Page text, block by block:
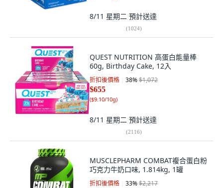
8/11 星期二 預計送達
(1024)
QUEST NUTRITION 高蛋白能量棒
60g, Birthday Cake, 12入
折扣後價格 38%$1,072
$655
($9.10/10g)
8/11 星期二 預計送達
(2116)
MUSCLEPHARM COMBAT複合蛋白粉
巧克力牛奶口味, 1.814kg, 1罐
折扣後價格 33%$2,217